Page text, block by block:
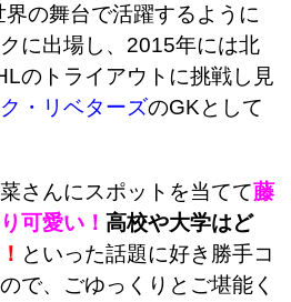
の舞台で活躍するように
に出場し、2015年には北
のトライアウトに挑戦し見
・リベターズのGKとして
さんにスポットを当てて藤
可愛い！ 高校や大学はど
と いった話題に好き勝手コ
で、ごゆっくりとご堪能く